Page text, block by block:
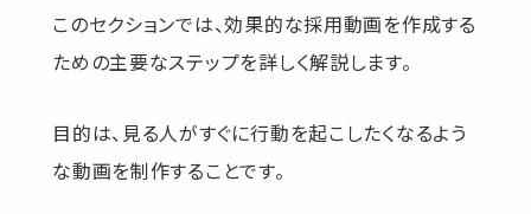
このセクションでは、効果的な採用動画を作成する
ための主要なステップを詳しく解説します。
目的は、見る人がすぐに行動を起こしたくなるよう
な動画を制作することです。